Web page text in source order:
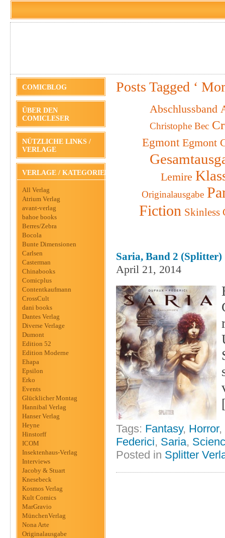
COMICBLOG
ÜBER DEN
COMICLESER
NÜTZLICHE LINKS /
VERLAGE
VERLAGE / KATEGORIEN
All Verlag
Atrium Verlag
avant-verlag
bahoe books
Berres/Zebra
Bocola
Bunte Dimensionen
Carlsen
Casterman
Chinabooks
Comicplus
Contentkaufmann
CrossCult
dani books
Dantes Verlag
Diverse Verlage
Dumont
Edition 52
Edition Moderne
Ehapa
Epsilon
Erko
Events
Glücklicher Montag
Hannibal Verlag
Hanser Verlag
Heyne
Hinstorff
ICOM
Insektenhaus-Verlag
Interviews
Jacoby & Stuart
Knesebeck
Kosmos Verlag
Kult Comics
MarGravio
MünchenVerlag
Nona Arte
Originalausgabe
Posts Tagged ‘
Abschlussband
Christophe Bec
Egmont Egmont
Lemire
Originalausgabe
Fiction Skinless
Saria, Band 2 (Splitter)
April 21, 2014
Tags: Fantasy, Horror,
Federici, Saria,
Posted in Splitter